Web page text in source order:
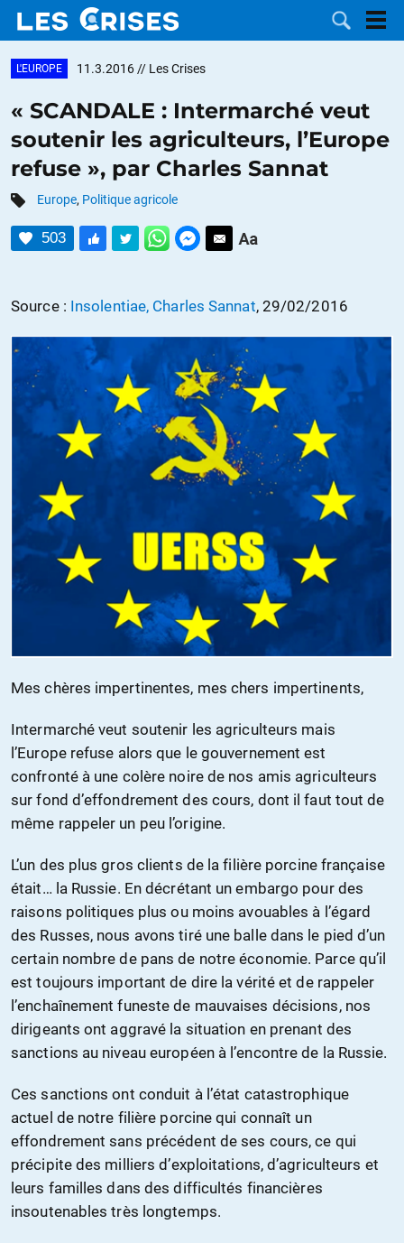
DOSSIERS
CATÉGORIES
MOTS CLÉS
CONTACTER
FAIRE UN
DON
L'EUROPE 11.3.2016 // Les Crises
« SCANDALE : Intermarché veut
soutenir les agriculteurs, l’Europe
refuse », par Charles Sannat
Europe, Politique agricole
503
Source : Insolentiae, Charles Sannat, 29/02/2016
Mes chères impertinentes, mes chers impertinents,
Intermarché veut soutenir les agriculteurs mais
l’Europe refuse alors que le gouvernement est
confronté à une colère noire de nos amis agriculteurs
sur fond d’effondrement des cours, dont il faut tout de
même rappeler un peu l’origine.
L’un des plus gros clients de la filière porcine française
était… la Russie. En décrétant un embargo pour des
raisons politiques plus ou moins avouables à l’égard
des Russes, nous avons tiré une balle dans le pied d’un
certain nombre de pans de notre économie. Parce qu’il
est toujours important de dire la vérité et de rappeler
l’enchaînement funeste de mauvaises décisions, nos
dirigeants ont aggravé la situation en prenant des
sanctions au niveau européen à l’encontre de la Russie.
Ces sanctions ont conduit à l’état catastrophique
actuel de notre filière porcine qui connaît un
effondrement sans précédent de ses cours, ce qui
précipite des milliers d’exploitations, d’agriculteurs et
leurs familles dans des difficultés financières
insoutenables très longtemps.